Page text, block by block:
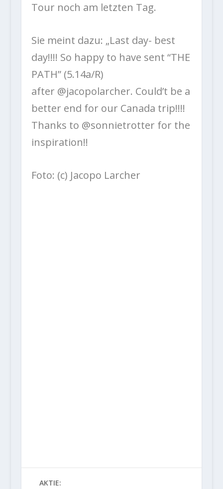
Tour noch am letzten Tag.
Sie meint dazu: „Last day- best
day!!!! So happy to have sent “THE
PATH” (5.14a/R)
after @jacopolarcher. Could’t be a
better end for our Canada trip!!!!
Thanks to @sonnietrotter for the
inspiration!!
Foto: (c) Jacopo Larcher
AKTIE: